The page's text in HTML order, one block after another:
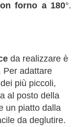
forno a 180°.
da realizzare è
Per adattare
più piccoli,
al posto della
un piatto dalla
da deglutire.